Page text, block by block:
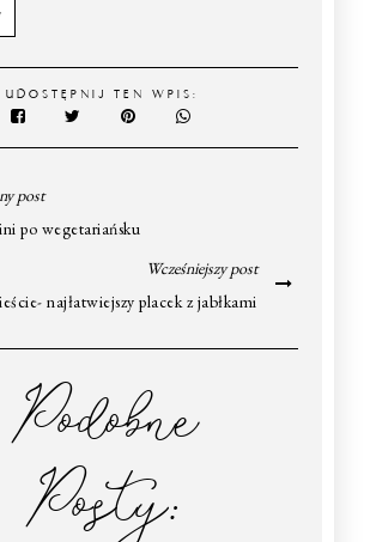
UDOSTĘPNIJ TEN WPIS:
post
po wegetariańsku
Wcześniejszy post
najłatwiejszy placek z jabłkami
Podobne
Posty: